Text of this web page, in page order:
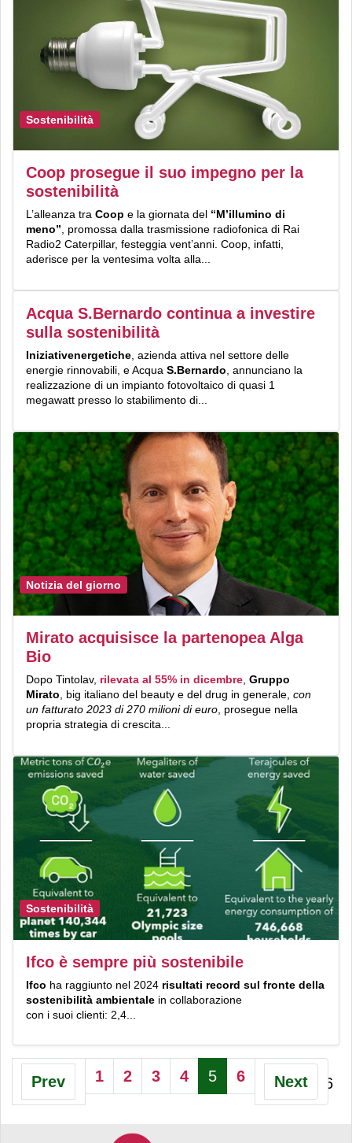
Sostenibilità
Coop prosegue il suo impegno per la
sostenibilità
L’alleanza tra Coop e la giornata del “M’illumino di
meno”, promossa dalla trasmissione radiofonica di Rai
Radio2 Caterpillar, festeggia vent’anni. Coop, infatti,
aderisce per la ventesima volta alla...
Acqua S.Bernardo continua a investire
sulla sostenibilità
Iniziativenergetiche, azienda attiva nel settore delle
energie rinnovabili, e Acqua S.Bernardo, annunciano la
realizzazione di un impianto fotovoltaico di quasi 1
megawatt presso lo stabilimento di...
Notizia del giorno
Mirato acquisisce la partenopea Alga
Bio
Dopo Tintolav, rilevata al 55% in dicembre Gruppo
Mirato , big italiano del beauty e del drug in generale, con
un fatturato 2023 di 270 milioni di euro , prosegue nella
propria strategia di crescita...
Sostenibilità
Ifco è sempre più sostenibile
Ifco ha raggiunto nel 2024 risultati record sul fronte della
sostenibilità ambientale in collaborazione
con i suoi clienti: 2,4...
Pagina 5 di 6
Prev 1 2 3 4 5 6 Next